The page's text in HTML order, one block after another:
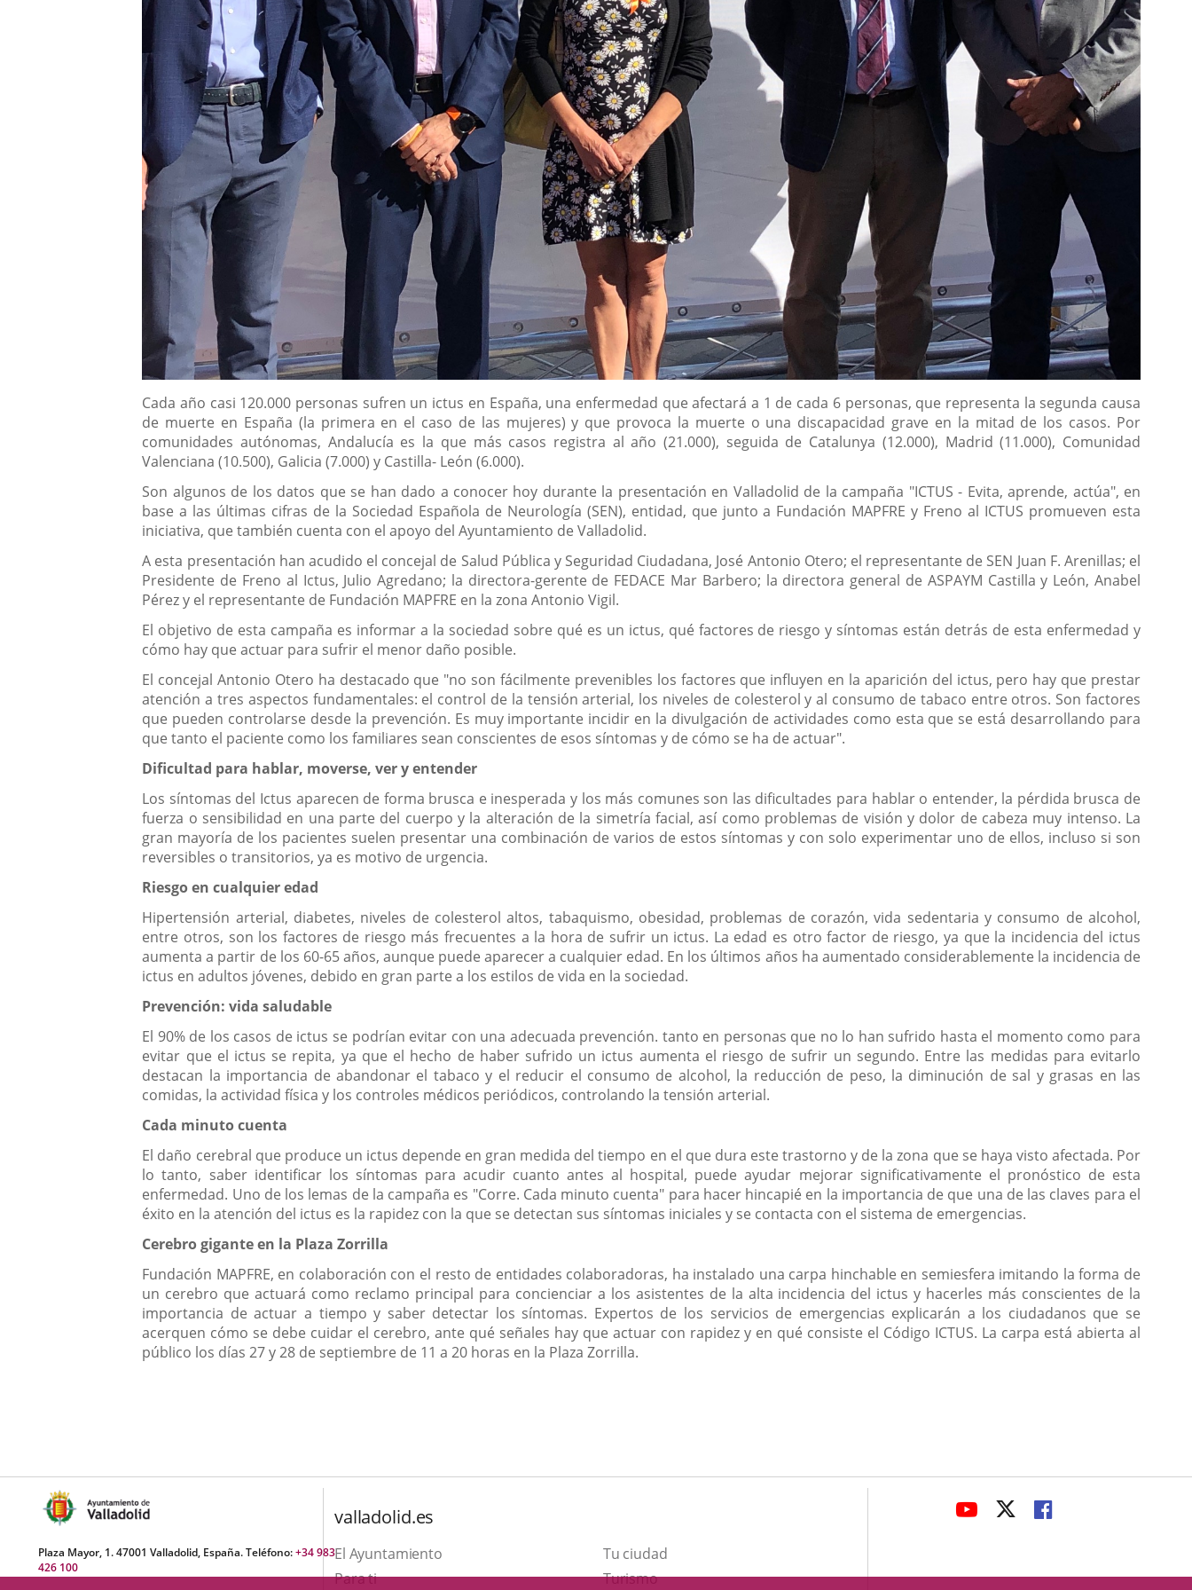
Descripción
Cada año casi 120.000 personas sufren un ictus en España, una enfermedad que afectará a 1 de cada 6 personas, que representa la segunda causa
de muerte en España (la primera en el caso de las mujeres) y que provoca la muerte o una discapacidad grave en la mitad de los casos. Por
comunidades autónomas, Andalucía es la que más casos registra al año (21.000), seguida de Catalunya (12.000), Madrid (11.000), Comunidad
Valenciana (10.500), Galicia (7.000) y Castilla- León (6.000).
Son algunos de los datos que se han dado a conocer hoy durante la presentación en Valladolid de la campaña "ICTUS - Evita, aprende, actúa", en
base a las últimas cifras de la Sociedad Española de Neurología (SEN), entidad, que junto a Fundación MAPFRE y Freno al ICTUS promueven esta
iniciativa, que también cuenta con el apoyo del Ayuntamiento de Valladolid.
A esta presentación han acudido el concejal de Salud Pública y Seguridad Ciudadana, José Antonio Otero; el representante de SEN Juan F. Arenillas; el
Presidente de Freno al Ictus, Julio Agredano; la directora-gerente de FEDACE Mar Barbero; la directora general de ASPAYM Castilla y León, Anabel
Pérez y el representante de Fundación MAPFRE en la zona Antonio Vigil.
El objetivo de esta campaña es informar a la sociedad sobre qué es un ictus, qué factores de riesgo y síntomas están detrás de esta enfermedad y
cómo hay que actuar para sufrir el menor daño posible.
El concejal Antonio Otero ha destacado que "no son fácilmente prevenibles los factores que influyen en la aparición del ictus, pero hay que prestar
atención a tres aspectos fundamentales: el control de la tensión arterial, los niveles de colesterol y al consumo de tabaco entre otros. Son factores
que pueden controlarse desde la prevención. Es muy importante incidir en la divulgación de actividades como esta que se está desarrollando para
que tanto el paciente como los familiares sean conscientes de esos síntomas y de cómo se ha de actuar".
Dificultad para hablar, moverse, ver y entender
Los síntomas del Ictus aparecen de forma brusca e inesperada y los más comunes son las dificultades para hablar o entender, la pérdida brusca de
fuerza o sensibilidad en una parte del cuerpo y la alteración de la simetría facial, así como problemas de visión y dolor de cabeza muy intenso. La
gran mayoría de los pacientes suelen presentar una combinación de varios de estos síntomas y con solo experimentar uno de ellos, incluso si son
reversibles o transitorios, ya es motivo de urgencia.
Riesgo en cualquier edad
Hipertensión arterial, diabetes, niveles de colesterol altos, tabaquismo, obesidad, problemas de corazón, vida sedentaria y consumo de alcohol,
entre otros, son los factores de riesgo más frecuentes a la hora de sufrir un ictus. La edad es otro factor de riesgo, ya que la incidencia del ictus
aumenta a partir de los 60-65 años, aunque puede aparecer a cualquier edad. En los últimos años ha aumentado considerablemente la incidencia de
ictus en adultos jóvenes, debido en gran parte a los estilos de vida en la sociedad.
Prevención: vida saludable
El 90% de los casos de ictus se podrían evitar con una adecuada prevención. tanto en personas que no lo han sufrido hasta el momento como para
evitar que el ictus se repita, ya que el hecho de haber sufrido un ictus aumenta el riesgo de sufrir un segundo. Entre las medidas para evitarlo
destacan la importancia de abandonar el tabaco y el reducir el consumo de alcohol, la reducción de peso, la diminución de sal y grasas en las
comidas, la actividad física y los controles médicos periódicos, controlando la tensión arterial.
Cada minuto cuenta
El daño cerebral que produce un ictus depende en gran medida del tiempo en el que dura este trastorno y de la zona que se haya visto afectada. Por
lo tanto, saber identificar los síntomas para acudir cuanto antes al hospital, puede ayudar mejorar significativamente el pronóstico de esta
enfermedad. Uno de los lemas de la campaña es "Corre. Cada minuto cuenta" para hacer hincapié en la importancia de que una de las claves para el
éxito en la atención del ictus es la rapidez con la que se detectan sus síntomas iniciales y se contacta con el sistema de emergencias.
Cerebro gigante en la Plaza Zorrilla
Fundación MAPFRE, en colaboración con el resto de entidades colaboradoras, ha instalado una carpa hinchable en semiesfera imitando la forma de
un cerebro que actuará como reclamo principal para concienciar a los asistentes de la alta incidencia del ictus y hacerles más conscientes de la
importancia de actuar a tiempo y saber detectar los síntomas. Expertos de los servicios de emergencias explicarán a los ciudadanos que se
acerquen cómo se debe cuidar el cerebro, ante qué señales hay que actuar con rapidez y en qué consiste el Código ICTUS. La carpa está abierta al
público los días 27 y 28 de septiembre de 11 a 20 horas en la Plaza Zorrilla.
Plaza Mayor, 1. 47001 Valladolid, España. Teléfono:+34 983
426 100
valladolid.es
El Ayuntamiento
Tu ciudad
Para ti
TurismoThis
LINK
APPLICATION.
LINK
APPLICATION.
APPLICATION.